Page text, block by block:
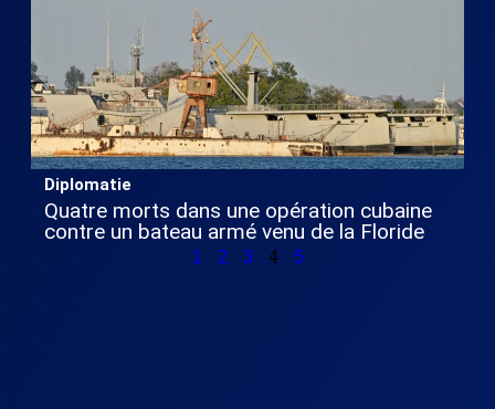
Diplomatie
Quatre morts dans une opération cubaine
contre un bateau armé venu de la Floride
1 2 3 4 5